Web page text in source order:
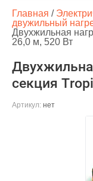
Главная /
двужильный
Двухжильная
26,0 м, 520 Вт
секция
Артикул: нет